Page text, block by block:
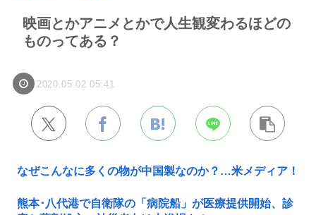
映画とかアニメとかで人生観変わるほどの
ものってある？
2020.05.02 05:41
なぜこんなに多くの物が中国製なのか？…米メディア！
熊本･八代港で自衛隊の「病院船」が医療提供開始、診